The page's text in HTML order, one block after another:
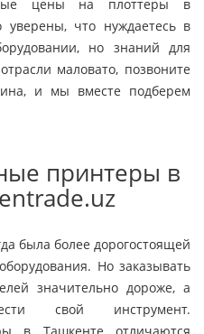
цены на плоттеры в
уверены, что нуждаетесь в
но знаний для
маловато, позвоните
и мы вместе подберем
принтеры в
была более дорогостоящей
Но заказывать
значительно дороже, а
свой инструмент.